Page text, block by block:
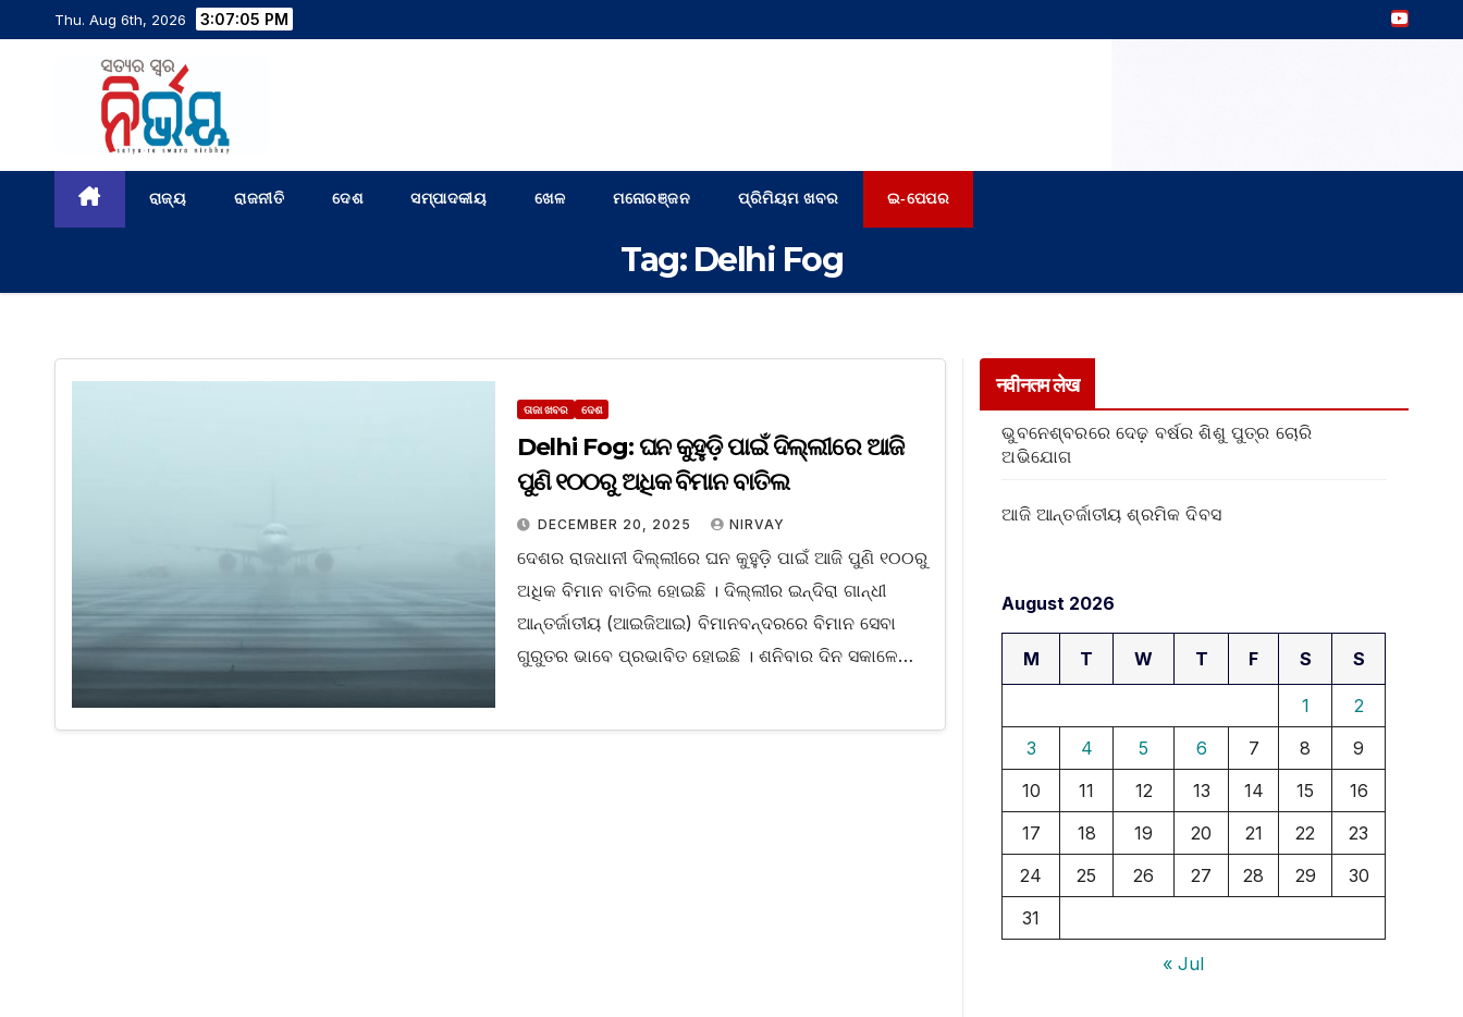
Thu. Aug 6th, 2026 3:07:06 PM
ରାଜ୍ୟ ରାଜନୀତି ଦେଶ ସମ୍ପାଦକୀୟ ଖେଳ ମନୋରଞ୍ଜନ ପ୍ରିମିୟମ ଖବର ଇ-ପେପର
Tag: Delhi Fog
ତାଜା ଖବର ଦେଶ
Delhi Fog: ଘନ କୁହୁଡ଼ି ପାଇଁ ଦିଲ୍ଲୀରେ ଆଜି
ପୁଣି ୧୦୦ରୁ ଅଧିକ ବିମାନ ବାତିଲ
DECEMBER 20, 2025 NIRVAY
ଦେଶର ରାଜଧାନୀ ଦିଲ୍ଲୀରେ ଘନ କୁହୁଡ଼ି ପାଇଁ ଆଜି ପୁଣି ୧୦୦ରୁ
ଅଧିକ ବିମାନ ବାତିଲ ହୋଇଛି । ଦିଲ୍ଲୀର ଇନ୍ଦିରା ଗାନ୍ଧୀ
ଆନ୍ତର୍ଜାତୀୟ (ଆଇଜିଆଇ) ବିମାନବନ୍ଦରରେ ବିମାନ ସେବା
ଗୁରୁତର ଭାବେ ପ୍ରଭାବିତ ହୋଇଛି । ଶନିବାର ଦିନ ସକାଳେ…
नवीनतम लेख
ଭୁବନେଶ୍ବରରେ ଦେଢ଼ ବର୍ଷର ଶିଶୁ ପୁତ୍ର ଚୋରି
ଅଭିଯୋଗ
ଆଜି ଆନ୍ତର୍ଜାତୀୟ ଶ୍ରମିକ ଦିବସ
August 2026
M T W T F S S
1
2
3
4 5 6 7 8
9
10
11 12 13 14 15
16
17
18 19 20 21 22
23
24
25 26 27 28 29
30
31
« Jul